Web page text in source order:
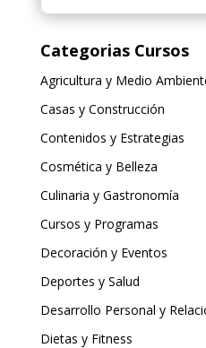
Categorias Cursos
Agricultura y Medio
Casas y Construcción
Contenidos y Estrategias
Cosmética y Belleza
Culinaria y Gastronomía
Cursos y Programas
Decoración y Eventos
Deportes y Salud
Desarrollo Personal y
Dietas y Fitness